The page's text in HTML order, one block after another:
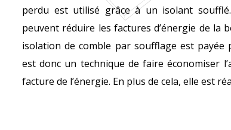
perdu est utilisé grâce à un isolant
peuvent réduire les factures d’énergie de la
isolation de comble par soufflage est payée
est donc un technique de faire économiser
facture de l’énergie. En plus de cela, elle est